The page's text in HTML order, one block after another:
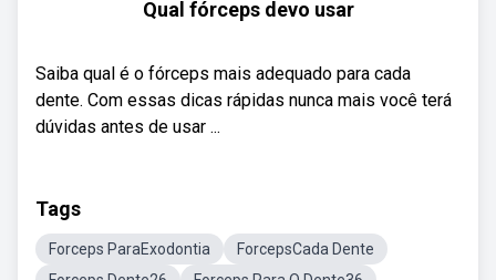
Qual fórceps devo usar
Saiba qual é o fórceps mais adequado para cada
dente. Com essas dicas rápidas nunca mais você terá
dúvidas antes de usar ...
Tags
Forceps ParaExodontia
ForcepsCada Dente